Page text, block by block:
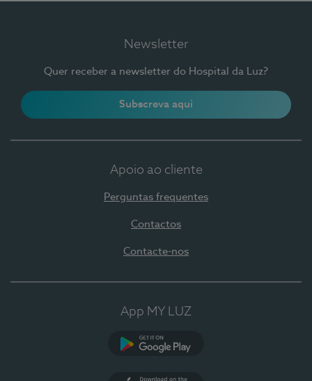
Newsletter
Quer receber a newsletter do Hospital da Luz?
Subscreva aqui
Apoio ao cliente
Perguntas frequentes
Contactos
Contacte-nos
App MY LUZ